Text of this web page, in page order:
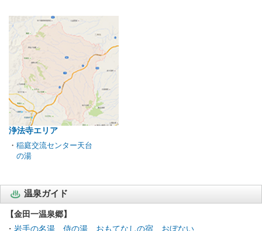
浄法寺エリア
・ 稲庭交流センター天台
の湯
温泉ガイド
【金田一温泉郷】
・ 岩手の名湯 侍の湯 おもてなしの宿 おぼない